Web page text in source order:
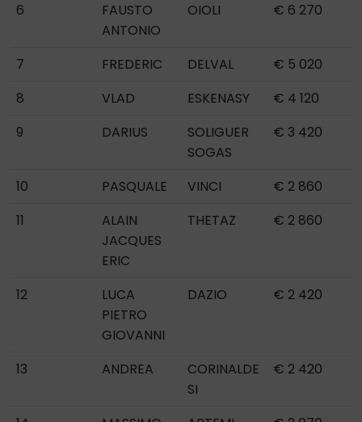
6
FAUSTO
ANTONIO
OIOLI € 6 270
7 FREDERIC DELVAL
€ 5 020
8
VLAD ESKENASY
€ 4 120
9
DARIUS
SOLIGUER
SOGAS
€ 3 420
10 PASQUALE VINCI
€ 2 860
11
ALAIN
JACQUES
ERIC
THETAZ € 2 860
12
LUCA
PIETRO
GIOVANNI
DAZIO € 2 420
13 ANDREA
CORINALDE
SI
€ 2 420